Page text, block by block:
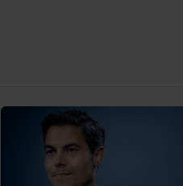
ander land.